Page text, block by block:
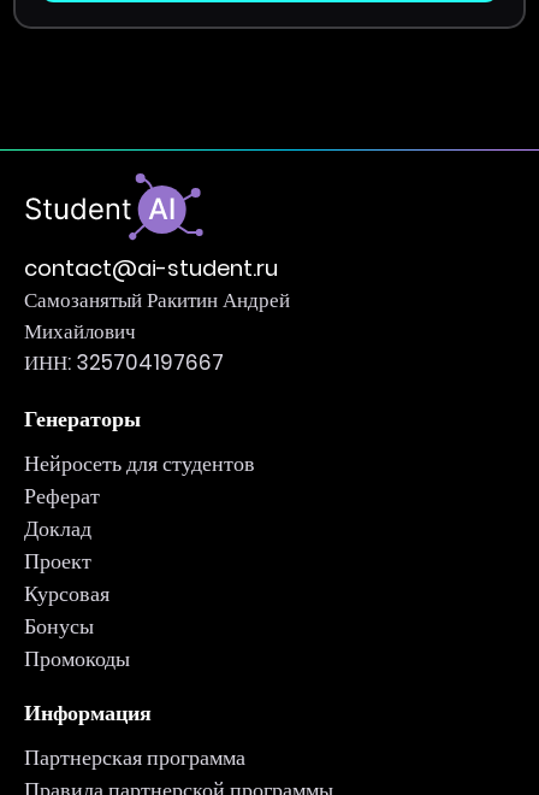
contact@ai-student.ru
Самозанятый Ракитин Андрей
Михайлович
ИНН: 325704197667
Генераторы
Нейросеть для студентов
Реферат
Доклад
Проект
Курсовая
Бонусы
Промокоды
Информация
Партнерская программа